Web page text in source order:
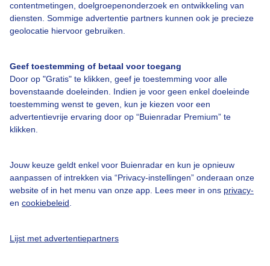
contentmetingen, doelgroepenonderzoek en ontwikkeling van
diensten. Sommige advertentie partners kunnen ook je precieze
geolocatie hiervoor gebruiken.
Geef toestemming of betaal voor toegang
Door op "Gratis" te klikken, geef je toestemming voor alle
bovenstaande doeleinden. Indien je voor geen enkel doeleinde
toestemming wenst te geven, kun je kiezen voor een
advertentievrije ervaring door op “Buienradar Premium” te
klikken.
Jouw keuze geldt enkel voor Buienradar en kun je opnieuw
aanpassen of intrekken via “Privacy-instellingen” onderaan onze
website of in het menu van onze app. Lees meer in ons privacy-
en cookiebeleid
Lijst met advertentiepartners
Over Buienradar
Veelgestelde vragen
Contact
Toegankelijkheid
Buienradar Team
Privacy beleid
Privacy instellingen